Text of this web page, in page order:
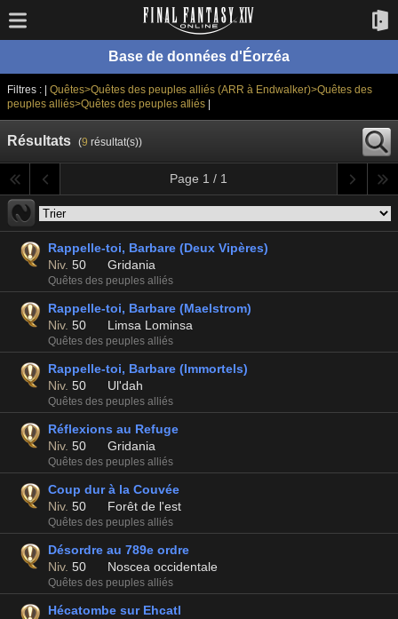
Base de données d'Éorzéa
Filtres : | Quêtes>Quêtes des peuples alliés (ARR à Endwalker)>Quêtes des
peuples alliés>Quêtes des peuples alliés
Résultats (9 résultat(s))
Page 1 / 1
Rappelle-toi, Barbare (Deux Vipères)
Niv. 50 Gridania
Quêtes des peuples alliés
Rappelle-toi, Barbare (Maelstrom)
Niv. 50 Limsa Lominsa
Quêtes des peuples alliés
Rappelle-toi, Barbare (Immortels)
Niv. 50 Ul'dah
Quêtes des peuples alliés
Réflexions au Refuge
Niv. 50 Gridania
Quêtes des peuples alliés
Coup dur à la Couvée
Niv. 50 Forêt de l'est
Quêtes des peuples alliés
Désordre au 789e ordre
Niv. 50 Noscea occidentale
Quêtes des peuples alliés
Hécatombe sur Ehcatl